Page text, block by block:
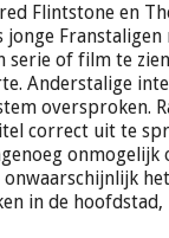
Flintstone en
jonge
serie of film te
Anderstalige
oversproken.
correct uit te
onmogelijk
in de hoofdstad,